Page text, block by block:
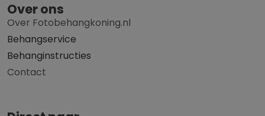
Over ons
Over Fotobehangkoning.nl
Behangservice
Behanginstructies
Contact